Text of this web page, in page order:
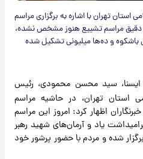
تهران با اشاره به برگزاری مراسم
دقیق مراسم تشییع هنوز مشخص نشده،
باشکوه و ده‌ها میلیونی تشکیل شده
ایسنا، سید محسن محمودی، رئیس
استان تهران، در حاشیه مراسم
اظهار کرد: امروز این مراسم
یاد و آرمان‌های شهید رهبر
شده و مردم با حضور پرشور خود